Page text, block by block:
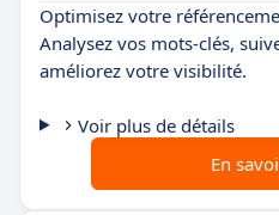
Optimisez votre
Analysez vos mots-clés,
améliorez votre visibilité.
Voir plus de détails
En